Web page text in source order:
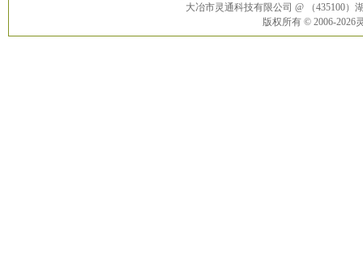
大冶市灵通科技有限公司 @ （435100
版权所有 © 2006-2026